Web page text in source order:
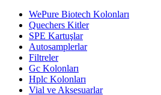
WePure Biotech Kolonları
Quechers Kitler
SPE Kartuşlar
Autosamplerlar
Filtreler
Gc Kolonları
Hplc Kolonları
Vial ve Aksesuarlar